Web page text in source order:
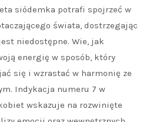
siódemka potrafi spojrzeć w
świata, dostrzegając
niedostępne. Wie, jak
energię w sposób, który
się i wzrastać w harmonię ze
Indykacja numeru 7 w
wskazuje na rozwinięte